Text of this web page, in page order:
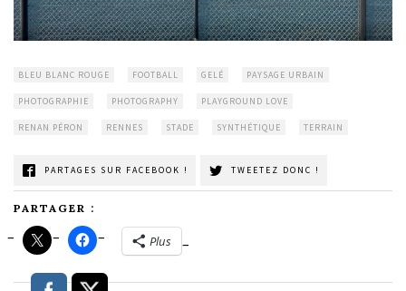
BLEU BLANC ROUGE FOOTBALL GELÉ PAYSAGE URBAIN
PHOTOGRAPHIE PHOTOGRAPHY PLAYGROUND LOVE
RENAN PÉRON RENNES STADE SYNTHÉTIQUE TERRAIN
PARTAGES SUR FACEBOOK ! TWEETEZ DONC !
PARTAGER :
Plus